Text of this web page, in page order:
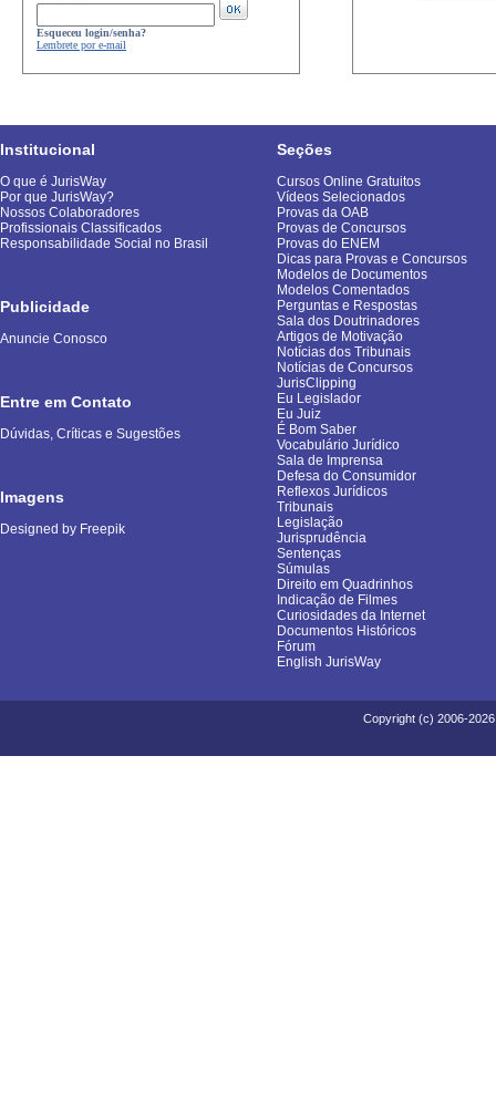
Esqueceu login/senha?
Lembrete por e-mail
Institucional
O que é JurisWay
Por que JurisWay?
Nossos Colaboradores
Profissionais Classificados
Responsabilidade Social no Brasil
Publicidade
Anuncie Conosco
Entre em Contato
Dúvidas, Críticas e Sugestões
Imagens
Designed by Freepik
Seções
Cursos Online Gratuitos
Vídeos Selecionados
Provas da OAB
Provas de Concursos
Provas do ENEM
Dicas para Provas e Concursos
Modelos de Documentos
Modelos Comentados
Perguntas e Respostas
Sala dos Doutrinadores
Artigos de Motivação
Notícias dos Tribunais
Notícias de Concursos
JurisClipping
Eu Legislador
Eu Juiz
É Bom Saber
Vocabulário Jurídico
Sala de Imprensa
Defesa do Consumidor
Reflexos Jurídicos
Tribunais
Legislação
Jurisprudência
Sentenças
Súmulas
Direito em Quadrinhos
Indicação de Filmes
Curiosidades da Internet
Documentos Históricos
Fórum
English JurisWay
Copyright (c) 2006-